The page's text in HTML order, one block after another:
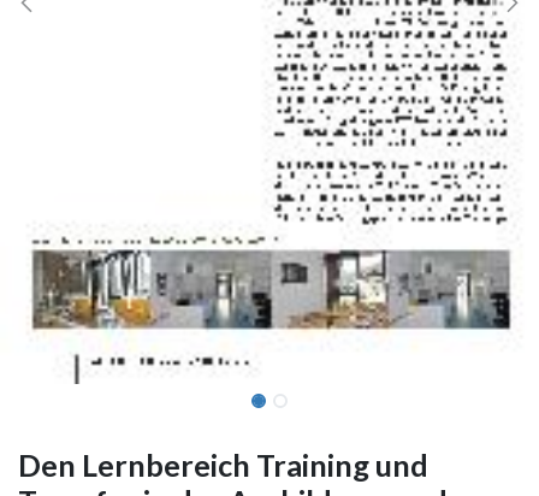
Den Lernbereich Training und